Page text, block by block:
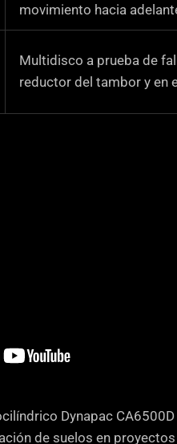
movimiento hacia
Multidisco a prueba de
reductor del tambor y en
Dynapac
de suelos en